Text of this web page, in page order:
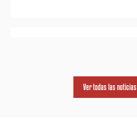
Ver todas las noticias